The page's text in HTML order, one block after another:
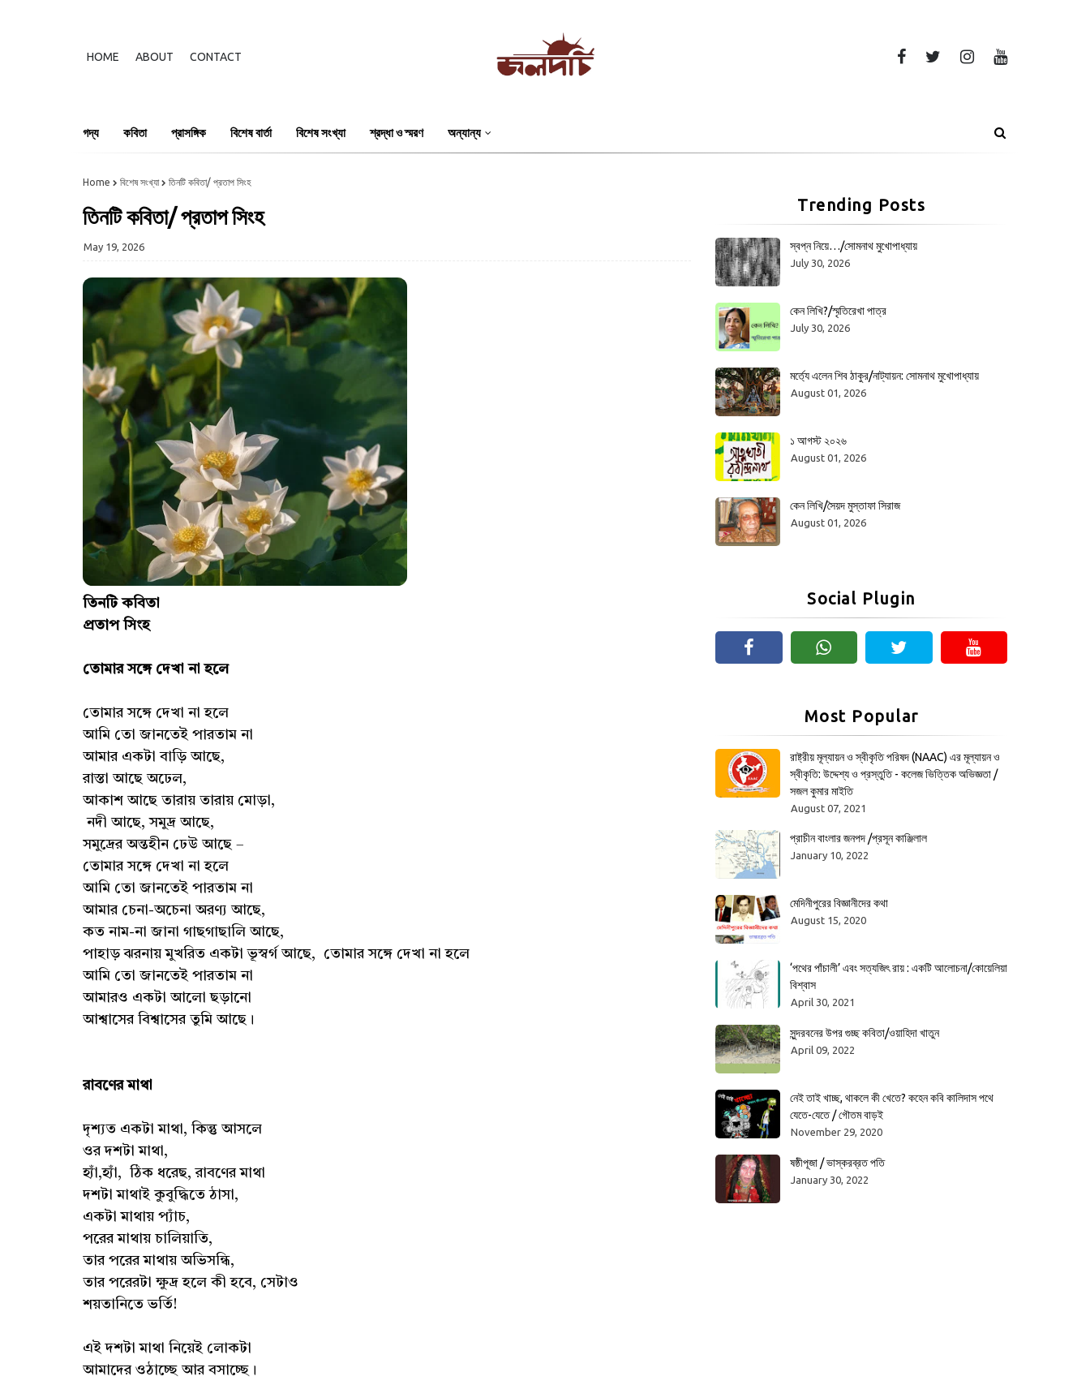
HOME ABOUT CONTACT
গদ্য কবিতা প্রাসঙ্গিক বিশেষ বার্তা বিশেষ সংখ্যা শ্রদ্ধা ও স্মরণ অন্যান্য
Home বিশেষ সংখ্যা তিনটি কবিতা/ প্রতাপ সিংহ
তিনটি কবিতা/ প্রতাপ সিংহ
May 19, 2026
তিনটি কবিতা
প্রতাপ সিংহ
তোমার সঙ্গে দেখা না হলে
তোমার সঙ্গে দেখা না হলে
আমি তো জানতেই পারতাম না
আমার একটা বাড়ি আছে,
রাস্তা আছে অঢেল,
আকাশ আছে তারায় তারায় মোড়া,
নদী আছে, সমুদ্র আছে,
সমুদ্রের অন্তহীন ঢেউ আছে –
তোমার সঙ্গে দেখা না হলে
আমি তো জানতেই পারতাম না
আমার চেনা-অচেনা অরণ্য আছে,
কত নাম-না জানা গাছগাছালি আছে,
পাহাড় ঝরনায় মুখরিত একটা ভূস্বর্গ আছে, তোমার সঙ্গে দেখা না হলে
আমি তো জানতেই পারতাম না
আমারও একটা আলো ছড়ানো
আশ্বাসের বিশ্বাসের তুমি আছে।
রাবণের মাথা
দৃশ্যত একটা মাথা, কিন্তু আসলে
ওর দশটা মাথা,
হ্যাঁ,হ্যাঁ, ঠিক ধরেছ, রাবণের মাথা
দশটা মাথাই কুবুদ্ধিতে ঠাসা,
একটা মাথায় প্যাঁচ,
পরের মাথায় চালিয়াতি,
তার পরের মাথায় অভিসন্ধি,
তার পরেরটা ক্ষুদ্র হলে কী হবে, সেটাও
শয়তানিতে ভর্তি!
এই দশটা মাথা নিয়েই লোকটা
আমাদের ওঠাচ্ছে আর বসাচ্ছে।
Trending Posts
স্বপ্ন নিয়ে…/সোমনাথ মুখোপাধ্যায়
July 30, 2026
কেন লিখি?/স্মৃতিরেখা পাত্র
July 30, 2026
মর্ত্যে এলেন শিব ঠাকুর/নাট্যায়ন: সোমনাথ মুখোপাধ্যায়
August 01, 2026
১ আগস্ট ২০২৬
August 01, 2026
কেন লিখি/সৈয়দ মুস্তাফা সিরাজ
August 01, 2026
Social Plugin
Most Popular
রাষ্ট্রীয় মূল্যায়ন ও স্বীকৃতি পরিষদ (NAAC) এর মূল্যায়ন ও
স্বীকৃতি: উদ্দেশ্য ও প্রস্তুতি - কলেজ ভিত্তিক অভিজ্ঞতা /
সজল কুমার মাইতি
August 07, 2021
প্রাচীন বাংলার জনপদ /প্রসূন কাঞ্জিলাল
January 10, 2022
মেদিনীপুরের বিজ্ঞানীদের কথা
August 15, 2020
‘পথের পাঁচালী’ এবং সত্যজিৎ রায় : একটি আলোচনা/কোয়েলিয়া
বিশ্বাস
April 30, 2021
সুন্দরবনের উপর গুচ্ছ কবিতা/ওয়াহিদা খাতুন
April 09, 2022
নেই তাই খাচ্ছ, থাকলে কী খেতে? কহেন কবি কালিদাস পথে
যেতে-যেতে / গৌতম বাড়ই
November 29, 2020
ষষ্ঠীপূজা / ভাস্করব্রত পতি
January 30, 2022